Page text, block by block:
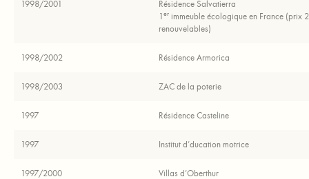
1998/2001
Résidence Salvatierra
​1er immeuble écologique en France (prix
renouvelables)
1998/2002 Résidence Armorica
1998/2003 ZAC de la poterie
1997 Résidence Casteline
1997 Institut d’ducation motrice
1997/2000 Villas d’Oberthur